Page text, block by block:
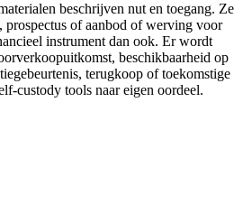
beschrijven nut en toegang. Ze
prospectus of aanbod of werving voor
instrument dan ook. Er wordt
beschikbaarheid op
terugkoop of toekomstige
custody tools naar eigen oordeel.